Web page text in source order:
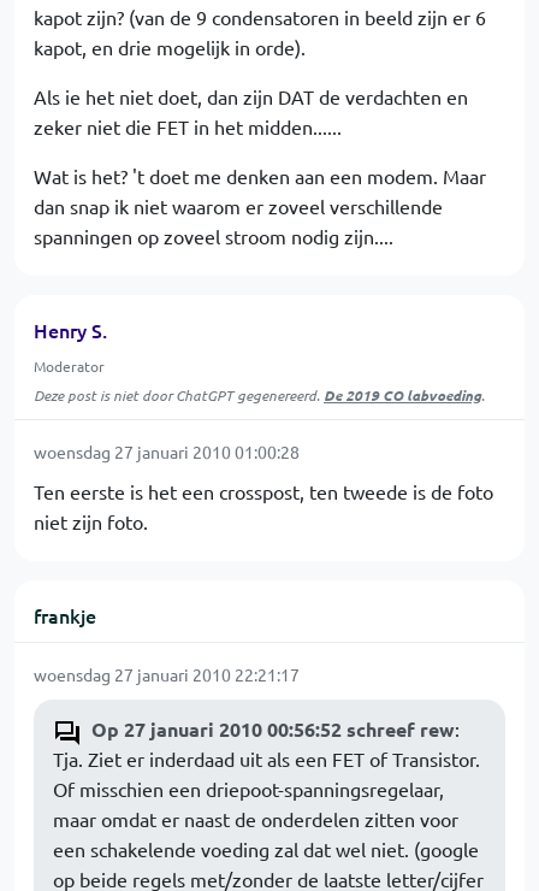
kapot zijn? (van de 9 condensatoren in beeld zijn er 6
kapot, en drie mogelijk in orde).
Als ie het niet doet, dan zijn DAT de verdachten en
zeker niet die FET in het midden......
Wat is het? 't doet me denken aan een modem. Maar
dan snap ik niet waarom er zoveel verschillende
spanningen op zoveel stroom nodig zijn....
Henry S.
Moderator
Deze post is niet door ChatGPT gegenereerd. De 2019 CO labvoeding.
woensdag 27 januari 2010 01:00:28
Ten eerste is het een crosspost, ten tweede is de foto
niet zijn foto.
frankje
woensdag 27 januari 2010 22:21:17
Op 27 januari 2010 00:56:52 schreef rew:
Tja. Ziet er inderdaad uit als een FET of Transistor.
Of misschien een driepoot-spanningsregelaar,
maar omdat er naast de onderdelen zitten voor
een schakelende voeding zal dat wel niet. (google
op beide regels met/zonder de laatste letter/cijfer